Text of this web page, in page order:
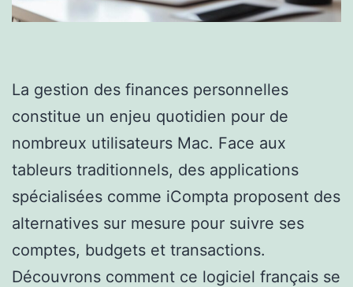
La gestion des finances personnelles
constitue un enjeu quotidien pour de
nombreux utilisateurs Mac. Face aux
tableurs traditionnels, des applications
spécialisées comme iCompta proposent des
alternatives sur mesure pour suivre ses
comptes, budgets et transactions.
Découvrons comment ce logiciel français se